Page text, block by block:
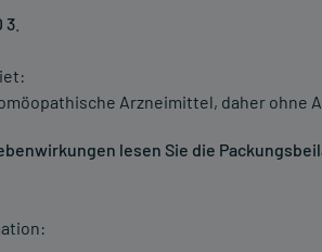
3
Arzneimittel, daher ohne
lesen Sie die